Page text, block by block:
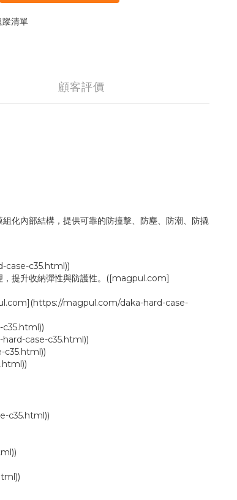
蹤清單
顧客評價
化內部結構，提供可靠的防撞擊、防塵、防潮、防撬
case-c35.html))
提升收納彈性與防護性。([magpul.com]
magpul.com/daka-hard-case-
c35.html))
hard-case-c35.html))
c35.html))
c35.html))